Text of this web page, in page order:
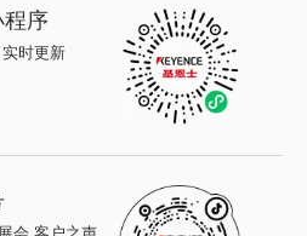
序
时更新
会 客户之声